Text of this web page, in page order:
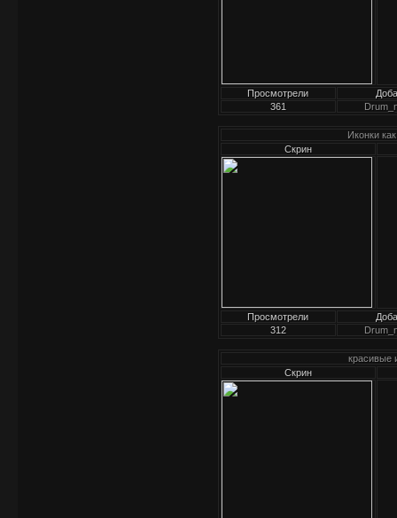
Просмотрели
361
Иконки
Скрин
Просмотрели
312
красивые
Скрин